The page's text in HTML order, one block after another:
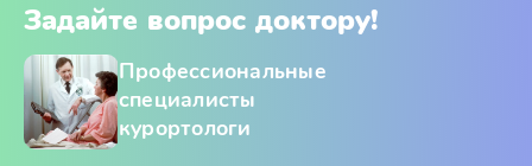
Задайте вопрос доктору!
Профессиональные
специалисты
курортологи